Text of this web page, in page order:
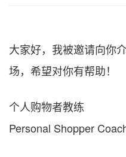
大家好，我被邀请向你
场，希望对你有帮助！
个人购物者教练
Personal Shopper